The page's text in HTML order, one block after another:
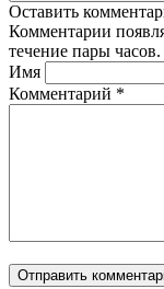
Оставить
Комментарии
течение пары часов.
Имя
Комментарий *